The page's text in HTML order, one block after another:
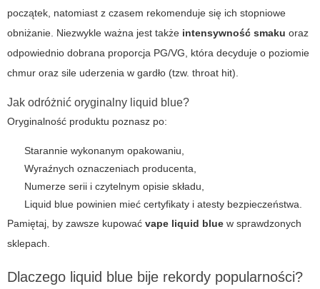
początek, natomiast z czasem rekomenduje się ich stopniowe
obniżanie. Niezwykle ważna jest także intensywność smaku oraz
odpowiednio dobrana proporcja PG/VG, która decyduje o poziomie
chmur oraz sile uderzenia w gardło (tzw. throat hit).
Jak odróżnić oryginalny liquid blue?
Oryginalność produktu poznasz po:
Starannie wykonanym opakowaniu,
Wyraźnych oznaczeniach producenta,
Numerze serii i czytelnym opisie składu,
Liquid blue powinien mieć certyfikaty i atesty bezpieczeństwa.
Pamiętaj, by zawsze kupować vape liquid blue w sprawdzonych
sklepach.
Dlaczego liquid blue bije rekordy popularności?